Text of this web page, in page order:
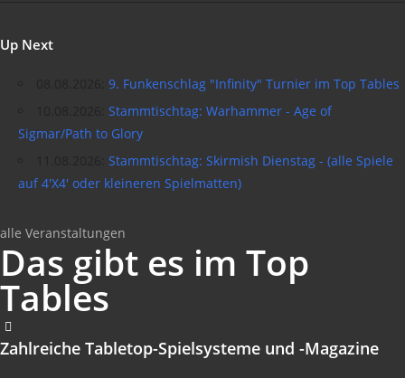
Up Next
9. Funkenschlag "Infinity" Turnier im Top Tables
Stammtischtag: Warhammer - Age of
Sigmar/Path to Glory
Stammtischtag: Skirmish Dienstag - (alle Spiele
auf 4'X4' oder kleineren Spielmatten)
alle Veranstaltungen
Das gibt es im Top
Tables
Zahlreiche Tabletop-Spielsysteme und -Magazine